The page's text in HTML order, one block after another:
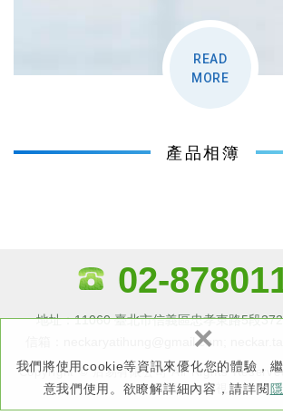
我們將使用cookie等資訊來優化您的體驗，
意我們使用。欲瞭解詳細內容，請詳閱
×
READ
MORE
產品相簿
02-
地址：11060 臺北市信義區忠孝東路5段
信箱：neckaryatihung@gmail.com
Copyright © 后易有限公司 All Rights
設計 : 新視野